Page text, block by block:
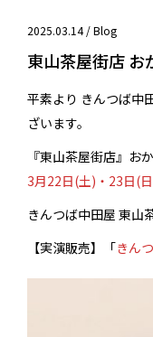
2025.03.14 /Blog
東山茶屋街店 お
平素より きんつば中
ざいます。
『東山茶屋街店』お
3月22日(土)・23日(
きんつば中田屋 東山
【実演販売】
「きん